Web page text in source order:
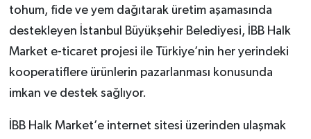
tohum, fide ve yem dağıtarak üretim aşamasında
destekleyen İstanbul Büyükşehir Belediyesi, İBB Halk
Market e-ticaret projesi ile Türkiye’nin her yerindeki
kooperatiflere ürünlerin pazarlanması konusunda
imkan ve destek sağlıyor.
İBB Halk Market’e internet sitesi üzerinden ulaşmak